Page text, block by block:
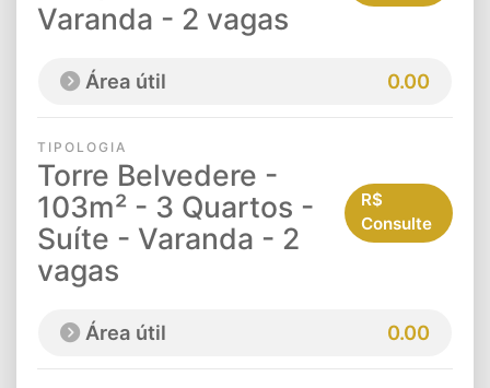
Varanda - 2 vagas
Área útil 0.00
TIPOLOGIA
Torre Belvedere -
103m² - 3 Quartos -
Suíte - Varanda - 2
vagas
R$
Consulte
Área útil 0.00